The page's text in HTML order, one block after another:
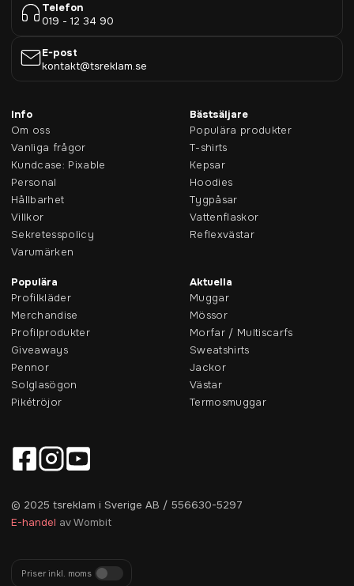
Telefon
019 - 12 34 90
E-post
kontakt@tsreklam.se
Info
Om oss
Vanliga frågor
Kundcase: Pixable
Personal
Hållbarhet
Villkor
Sekretesspolicy
Varumärken
Bästsäljare
Populära produkter
T-shirts
Kepsar
Hoodies
Tygpåsar
Vattenflaskor
Reflexvästar
Populära
Profilkläder
Merchandise
Profilprodukter
Giveaways
Pennor
Solglasögon
Pikétröjor
Aktuella
Muggar
Mössor
Morfar / Multiscarfs
Sweatshirts
Jackor
Västar
Termosmuggar
© 2025 tsreklam i Sverige AB / 556630-5297
E-handel av Wombit
Priser inkl. moms